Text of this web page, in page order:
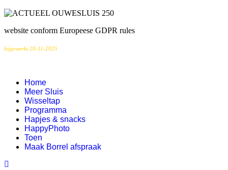
website conform Europeese GDPR rules
bijgewerkt 20-11-2025
Home
Meer Sluis
Wisseltap
Programma
Hapjes & snacks
HappyPhoto
Toen
Maak Borrel afspraak